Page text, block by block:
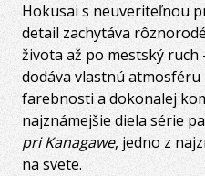
Hokusai s neuveriteľnou
detail zachytáva
života až po mestský
dodáva vlastnú
farebnosti a dokonalej
najznámejšie diela série
pri Kanagawe, jedno z
na svete.